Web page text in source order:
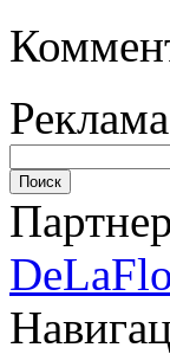
Реклама